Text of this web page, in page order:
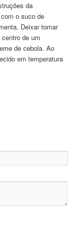
da
o suco de
Deixar tomar
de um
de cebola. Ao
em temperatura